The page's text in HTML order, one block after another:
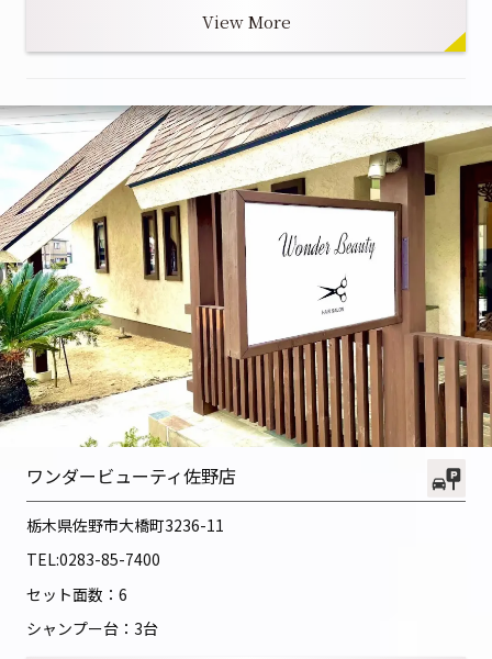
View More
ワンダービューティ佐野店
栃木県佐野市大橋町3236-11
TEL:0283-85-7400
セット面数：6
シャンプー台：3台